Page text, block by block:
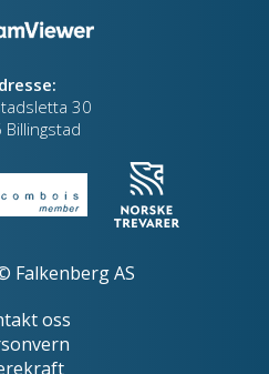
30
Billingstad
Falkenberg AS
oss